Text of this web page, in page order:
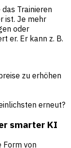
Trainieren
ist. Je mehr
oder
er. Er kann z. B.
zu erhöhen
erneut?
smarter KI
Form von